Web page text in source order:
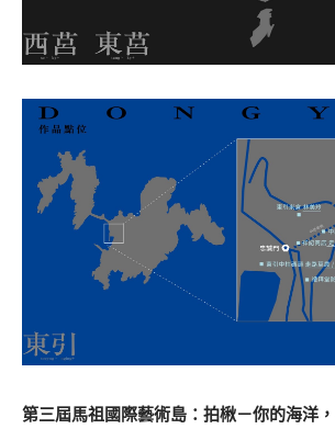
第三屆馬祖國際藝術島：拍楸－你的海洋